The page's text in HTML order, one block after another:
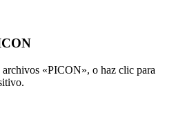
«PICON», o haz clic para